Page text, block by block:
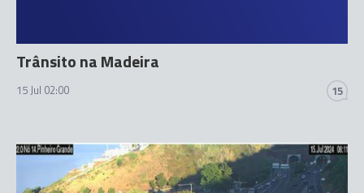
Trânsito na Madeira
15 Jul 02:00 15